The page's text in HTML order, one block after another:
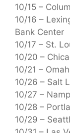
10/15 –
10/16 –
Bank Center
10/17 – St.
10/20 –
10/21 –
10/26 – Salt
10/27 –
10/28 –
10/29 –